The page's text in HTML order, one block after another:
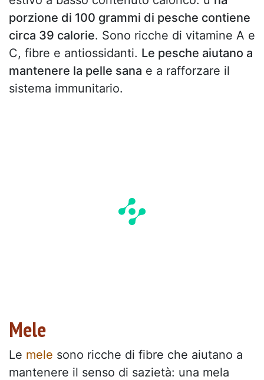
porzione di 100 grammi di pesche contiene
circa 39 calorie. Sono ricche di vitamine A e
C, fibre e antiossidanti. Le pesche aiutano a
mantenere la pelle sana e a rafforzare il
sistema immunitario.
Mele
Le mele sono ricche di fibre che aiutano a
mantenere il senso di sazietà: una mela